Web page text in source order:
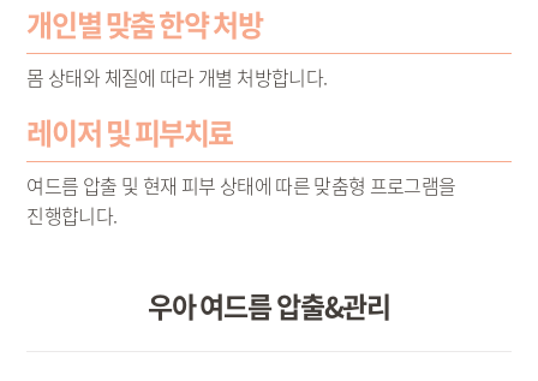
개인별 맞춤 한약 처방
몸 상태와 체질에 따라 개별 처방합니다.
레이저 및 피부치료
여드름 압출 및 현재 피부 상태에 따른 맞춤형 프로그램을
진행합니다.
우아 여드름 압출&관리